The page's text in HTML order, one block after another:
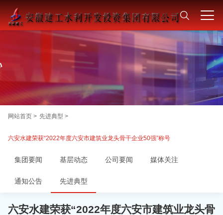
网站首页 > 先进典型 >
六安水建荣获“2022年度六安市建筑业龙头骨干企业50强”称号
集团要闻 基层动态 公司要闻 媒体关注
通知公告 先进典型
六安水建荣获“2022年度六安市建筑业龙头骨